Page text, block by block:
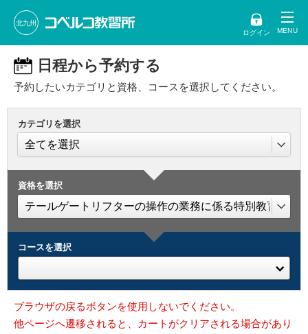
北九州
ログイン
日程から予約する
予約したいカテゴリと資格、コースを選択してください。
カテゴリを選択
資格を選択
コースを選択
ブラウザの戻るボタンを使用しないでください。
他ページへ遷移されると、カートがクリアされる場合があり